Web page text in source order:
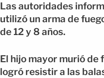
Las autoridades
utilizó un arma de
de 12 y 8 años.
El hijo mayor murió de
logró resistir a las